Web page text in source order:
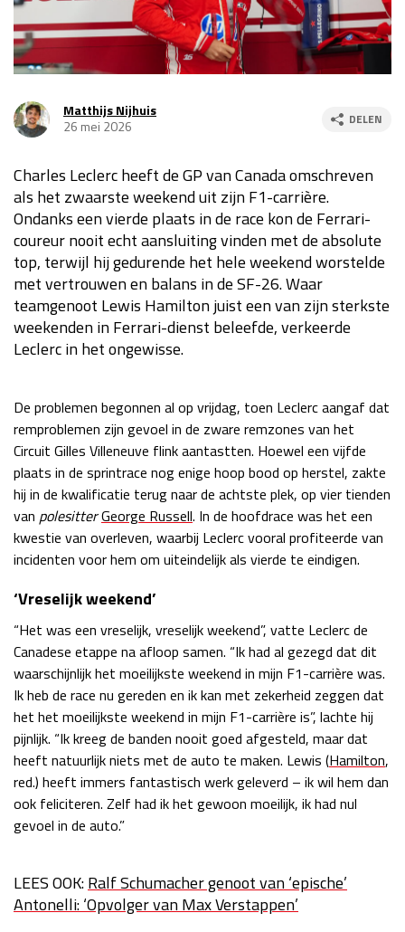
Race
za 13:00 - 15:00
Kwalificatie
za 23:00 - 00:00
Race
zo 21:00 - 23:00
GP MEXICO 2026 30 okt - 01 nov
Kwalificatie
za 22:00 - 23:00
Race
zo 21:00 - 23:00
Kwalificatie
za 19:00 - 20:00
Race
zo 18:00 - 20:00
Kwalificatie
za 05:00 - 06:00
Race
zo 05:00 - 07:00
GP QATAR 2026
Kwalificatie
za 19:00 - 20:00
Race
zo 17:00 - 19:00
GP ABU DHABI 2026 04 - 06 dec
Kwalificatie
za 15:00 - 16:00
Race
zo 14:00 - 16:00
Matthijs Nijhuis
26 mei 2026
DELEN
Charles Leclerc heeft de GP van Canada omschreven
als het zwaarste weekend uit zijn F1-carrière.
Ondanks een vierde plaats in de race kon de Ferrari-
coureur nooit echt aansluiting vinden met de absolute
top, terwijl hij gedurende het hele weekend worstelde
met vertrouwen en balans in de SF-26. Waar
teamgenoot Lewis Hamilton juist een van zijn sterkste
weekenden in Ferrari-dienst beleefde, verkeerde
Leclerc in het ongewisse.
De problemen begonnen al op vrijdag, toen Leclerc aangaf dat
remproblemen zijn gevoel in de zware remzones van het
Circuit Gilles Villeneuve flink aantastten. Hoewel een vijfde
plaats in de sprintrace nog enige hoop bood op herstel, zakte
hij in de kwalificatie terug naar de achtste plek, op vier tienden
van polesitterGeorge Russell. In de hoofdrace was het een
kwestie van overleven, waarbij Leclerc vooral profiteerde van
incidenten voor hem om uiteindelijk als vierde te eindigen.
‘Vreselijk weekend’
“Het was een vreselijk, vreselijk weekend”, vatte Leclerc de
Canadese etappe na afloop samen. “Ik had al gezegd dat dit
waarschijnlijk het moeilijkste weekend in mijn F1-carrière was.
Ik heb de race nu gereden en ik kan met zekerheid zeggen dat
het het moeilijkste weekend in mijn F1-carrière is”, lachte hij
pijnlijk. “Ik kreeg de banden nooit goed afgesteld, maar dat
heeft natuurlijk niets met de auto te maken. Lewis (Hamilton,
red.) heeft immers fantastisch werk geleverd – ik wil hem dan
ook feliciteren. Zelf had ik het gewoon moeilijk, ik had nul
gevoel in de auto.”
LEES OOK:Ralf Schumacher genoot van ‘epische’
Antonelli: ‘Opvolger van Max Verstappen’